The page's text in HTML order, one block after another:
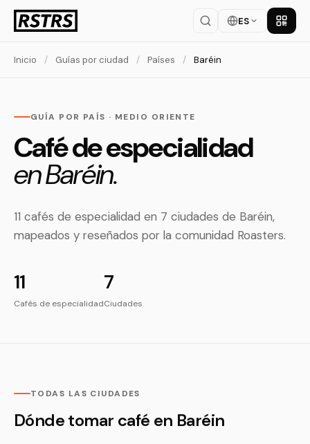
ES
Inicio / Guías por ciudad / Países / Baréin
GUÍA POR PAÍS · MEDIO ORIENTE
Café de especialidad
en Baréin.
11 cafés de especialidad en 7 ciudades de Baréin,
mapeados y reseñados por la comunidad Roasters.
11
Cafés de especialidad
7
Ciudades
TODAS LAS CIUDADES
Dónde tomar café en Baréin